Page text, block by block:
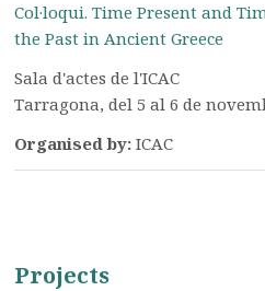
Col·loqui. Time Present and
the Past in Ancient Greece
Sala d'actes de l'ICAC
Tarragona, del 5 al 6 de
Organised by:ICAC
Projects